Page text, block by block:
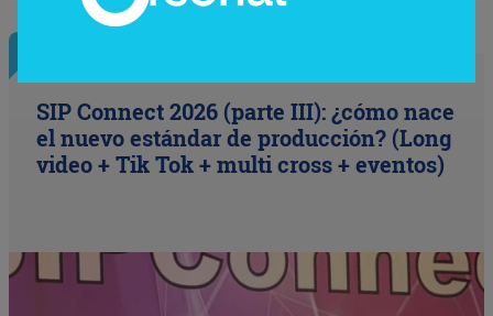
SIP Connect 2026 (parte III): ¿cómo nace
el nuevo estándar de producción? (Long
video + Tik Tok + multi cross + eventos)